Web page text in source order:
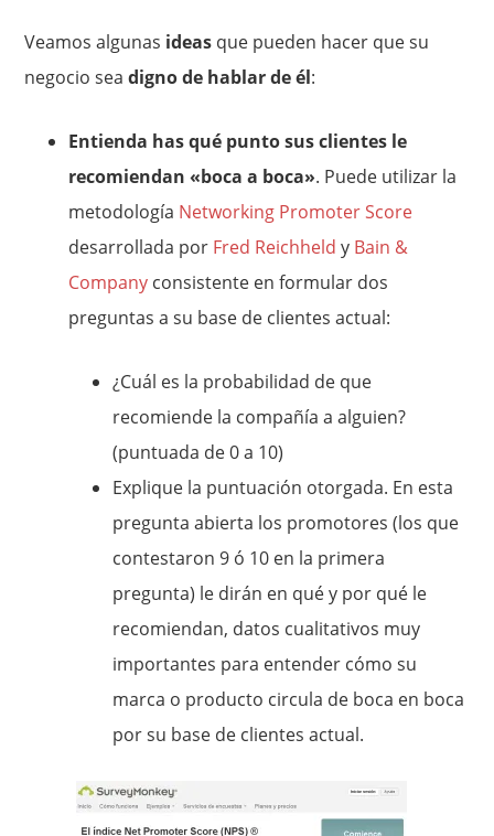
Veamos algunas ideas que pueden hacer que su
negocio seadigno de hablar de él:
Entienda has qué punto sus clientes le
recomiendan «boca a boca». Puede utilizar la
metodología Networking Promoter Score
desarrollada por Fred Reichheld y Bain &
Company consistente en formular dos
preguntas a su base de clientes actual:
¿Cuál es la probabilidad de que
recomiende la compañía a alguien?
(puntuada de 0 a 10)
Explique la puntuación otorgada. En esta
pregunta abierta los promotores (los que
contestaron 9 ó 10 en la primera
pregunta) le dirán en qué y por qué le
recomiendan, datos cualitativos muy
importantes para entender cómo su
marca o producto circula de boca en boca
por su base de clientes actual.